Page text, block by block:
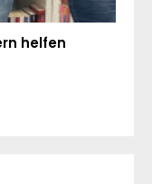
helfen